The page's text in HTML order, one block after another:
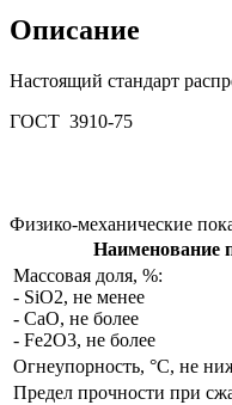
Описание
Настоящий стандарт
ГОСТ 3910-75
Физико-механические
Наименование
Массовая доля, %:
- SiO2, не менее
- СаО, не более
- Fe2O3, не более
Огнеупорность, °С, не
Предел прочности при